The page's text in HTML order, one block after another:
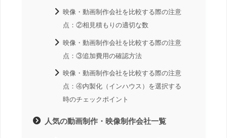
映像・動画制作会社を比較する際の注意
点：②相見積もりの適切な数
映像・動画制作会社を比較する際の注意
点：③追加費用の確認方法
映像・動画制作会社を比較する際の注意
点：④内製化（インハウス）を選択する
時のチェックポイント
人気の動画制作・映像制作会社一覧